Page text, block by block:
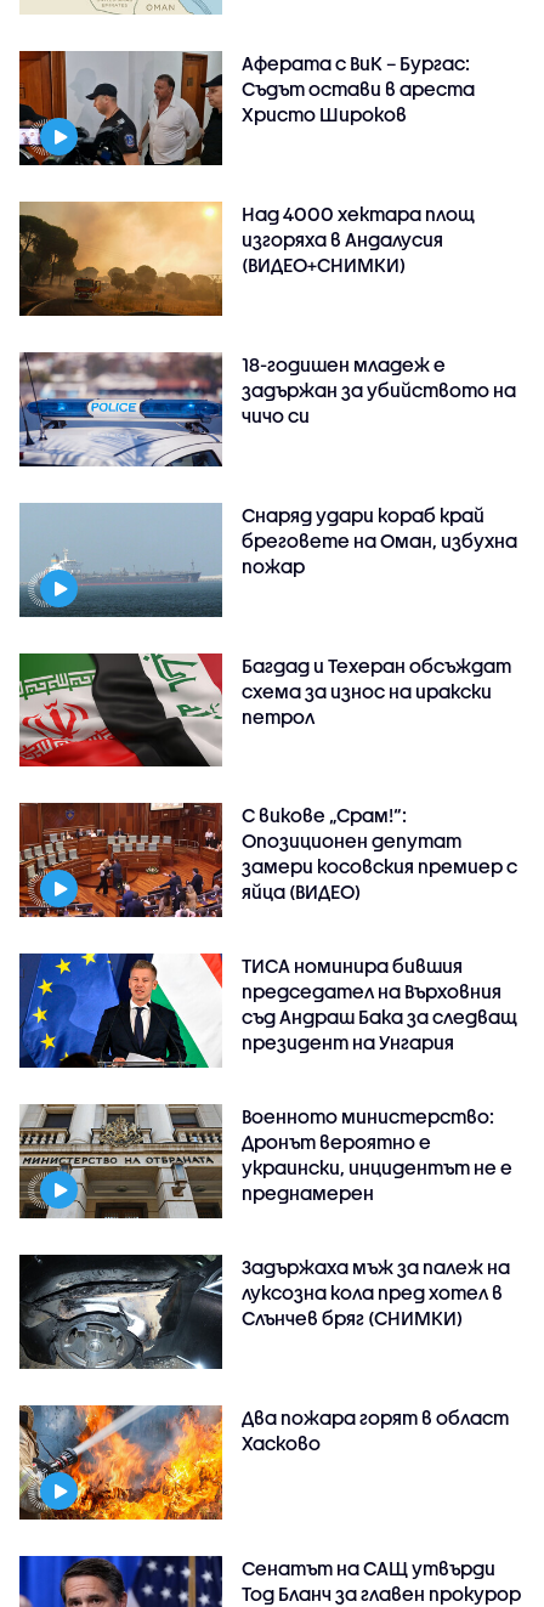
Аферата с ВиК – Бургас:
Съдът остави в ареста
Христо Широков
Над 4000 хектара площ
изгоряха в Андалусия
(ВИДЕО+СНИМКИ)
18-годишен младеж е
задържан за убийството на
чичо си
Снаряд удари кораб край
бреговете на Оман, избухна
пожар
Багдад и Техеран обсъждат
схема за износ на иракски
петрол
С викове „Срам!“:
Опозиционен депутат
замери косовския премиер с
яйца (ВИДЕО)
ТИСА номинира бившия
председател на Върховния
съд Андраш Бака за следващ
президент на Унгария
Военното министерство:
Дронът вероятно е
украински, инцидентът не е
преднамерен
Задържаха мъж за палеж на
луксозна кола пред хотел в
Слънчев бряг (СНИМКИ)
Два пожара горят в област
Хасково
Сенатът на САЩ утвърди
Тод Бланч за главен прокурор